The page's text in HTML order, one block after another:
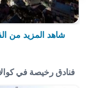
شاهد المزيد من
فنادق رخيصة في كوالا